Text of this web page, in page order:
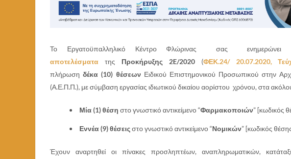
Το Εργατοϋπαλληλικό Κέντρο Φλώρινας σας
αποτελέσματα της Προκήρυξης 2E/2020(ΦΕΚ.24/ 20.07.2020,
πλήρωσηδέκα (10) θέσεων Ειδικού Επιστημονικού Προσωπικού στην
(Α.Ε.Π.Π.), με σύμβαση εργασίας ιδιωτικού δικαίου αορίστου χρόνου, στα
Μία (1) θέση στο γνωστικό αντικείμενο “Φαρμακοποιών” [κωδικός
Εννέα (9) θέσειςστο γνωστικό αντικείμενο “Νομικών” [κωδικός
Έχουν αναρτηθεί οι πίνακες προσληπτέων, αναπληρωματικών,